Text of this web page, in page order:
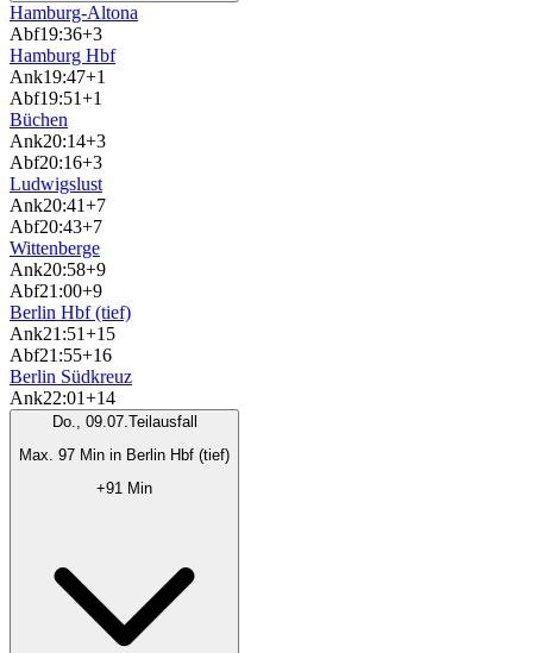
Hamburg-Altona
Abf19:36+3
Hamburg Hbf
Ank19:47+1
Abf19:51+1
Büchen
Ank20:14+3
Abf20:16+3
Ludwigslust
Ank20:41+7
Abf20:43+7
Wittenberge
Ank20:58+9
Abf21:00+9
Berlin Hbf (tief)
Ank21:51+15
Abf21:55+16
Berlin Südkreuz
Ank22:01+14
Do., 09.07. Teilausfall
Max. 97 Min in Berlin Hbf (tief)
+91 Min